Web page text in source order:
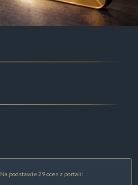
Na podstawie 29 ocen z portali: